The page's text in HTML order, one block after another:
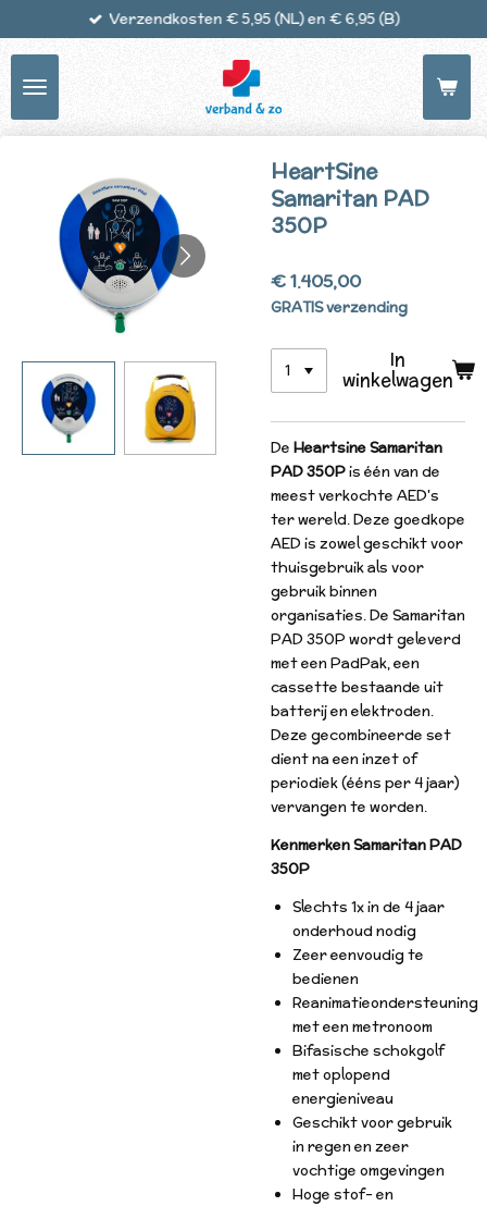
de
hoofdinhoud
Verzendkosten € 5,95 (NL) en € 6,95 (B)
HeartSine
Samaritan PAD
350P
€ 1.405,00
GRATIS verzending
In
winkelwagen
De Heartsine Samaritan
PAD 350Pis één van de
meest verkochte AED's
ter wereld. Deze goedkope
AED is zowel geschikt voor
thuisgebruik als voor
gebruik binnen
organisaties. De Samaritan
PAD 350P wordt geleverd
met een PadPak, een
cassette bestaande uit
batterij en elektroden.
Deze gecombineerde set
dient na een inzet of
periodiek (ééns per 4 jaar)
vervangen te worden.
Kenmerken Samaritan PAD
350P
Slechts 1x in de 4 jaar
onderhoud nodig
Zeer eenvoudig te
bedienen
Reanimatieondersteuning
met een metronoom
Bifasische schokgolf
met oplopend
energieniveau
Geschikt voor gebruik
in regen en zeer
vochtige omgevingen
Hoge stof- en